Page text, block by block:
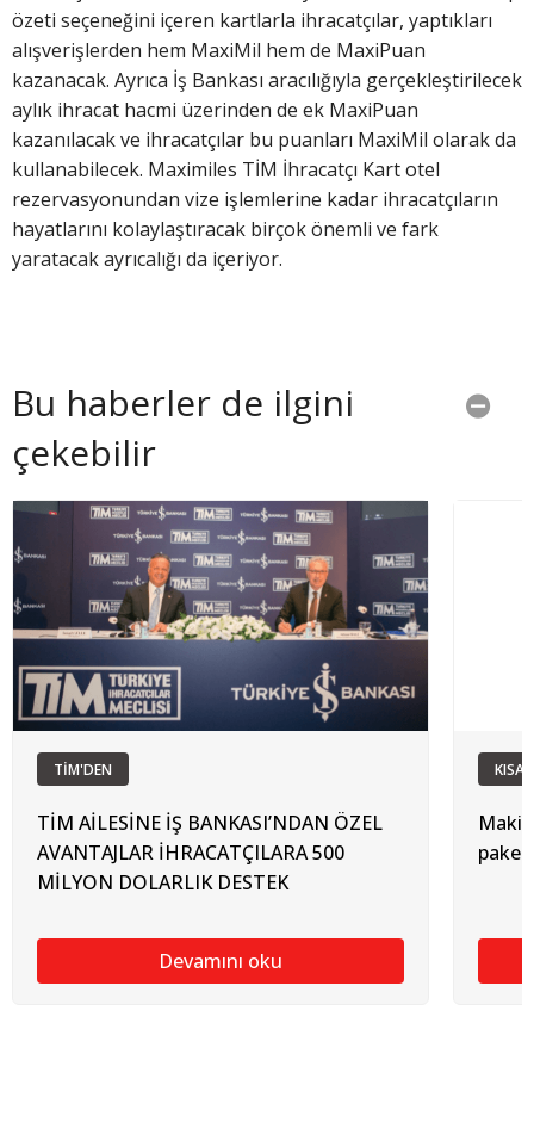
özeti seçeneğini içeren kartlarla ihracatçılar, yaptıkları
alışverişlerden hem MaxiMil hem de MaxiPuan
kazanacak. Ayrıca İş Bankası aracılığıyla gerçekleştirilecek
aylık ihracat hacmi üzerinden de ek MaxiPuan
kazanılacak ve ihracatçılar bu puanları MaxiMil olarak da
kullanabilecek. Maximiles TİM İhracatçı Kart otel
rezervasyonundan vize işlemlerine kadar ihracatçıların
hayatlarını kolaylaştıracak birçok önemli ve fark
yaratacak ayrıcalığı da içeriyor.
Bu haberler de ilgini
çekebilir
TİM'DEN
TİM AİLESİNE İŞ BANKASI’NDAN ÖZEL
AVANTAJLAR İHRACATÇILARA 500
MİLYON DOLARLIK DESTEK
Devamını oku
paketi